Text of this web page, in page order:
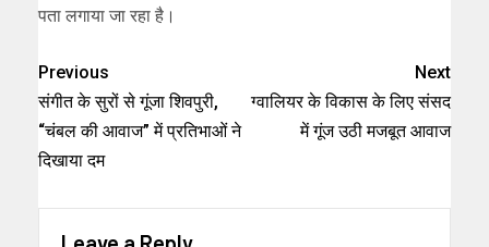
पता लगाया जा रहा है।
Previous
संगीत के सुरों से गूंजा शिवपुरी,
“चंबल की आवाज” में प्रतिभाओं ने
दिखाया दम
Next
ग्वालियर के विकास के लिए संसद
में गूंज उठी मजबूत आवाज